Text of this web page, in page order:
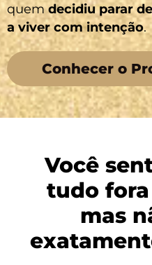
quemdecidiu parar
a viver com intenção.
Conhecer o
Você
tudo
mas